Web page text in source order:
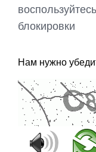
блокировки
Нам нужно